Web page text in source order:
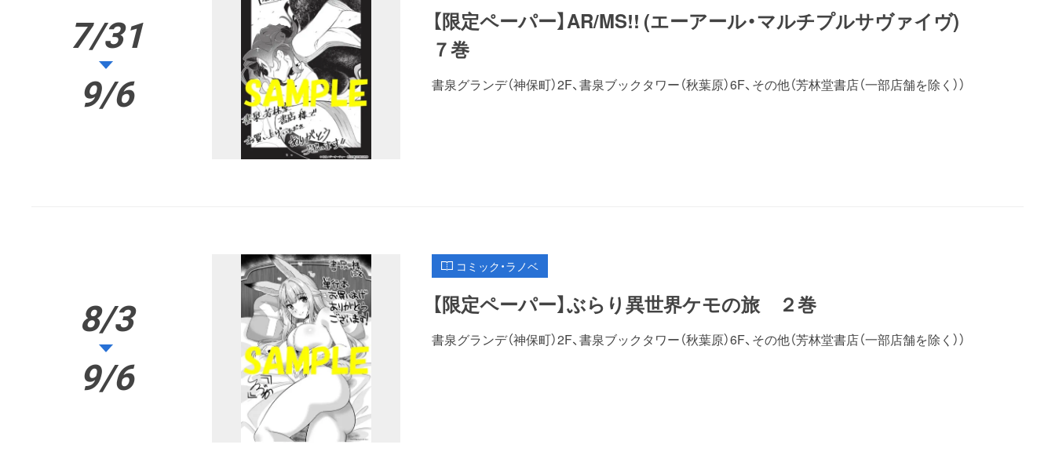
7/31
9/6
【限定ペーパー】AR/MS!! (エーアール・マルチプルサヴァイヴ)
７巻
書泉グランデ（神保町）2F、書泉ブックタワー（秋葉原）6F、その他（芳林堂書店（一部店舗を除く））
8/3
9/6
コミック・ラノベ
【限定ペーパー】ぶらり異世界ケモの旅 ２巻
書泉グランデ（神保町）2F、書泉ブックタワー（秋葉原）6F、その他（芳林堂書店（一部店舗を除く））